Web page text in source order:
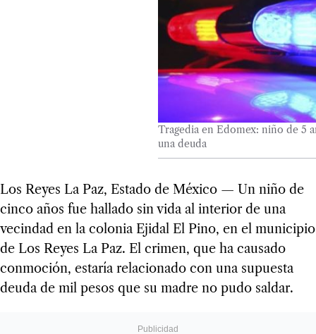
Tragedia en Edomex: niño de 5
una deuda
Los Reyes La Paz, Estado de México — Un niño de
cinco años fue hallado sin vida al interior de una
vecindad en la colonia Ejidal El Pino, en el municipio
de Los Reyes La Paz. El crimen, que ha causado
conmoción, estaría relacionado con una supuesta
deuda de mil pesos que su madre no pudo saldar.